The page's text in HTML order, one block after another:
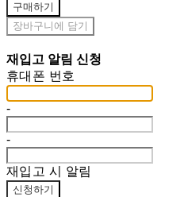
구매하기
장바구니에 담기
재입고 알림 신청
휴대폰 번호
-
-
재입고 시 알림
신청하기